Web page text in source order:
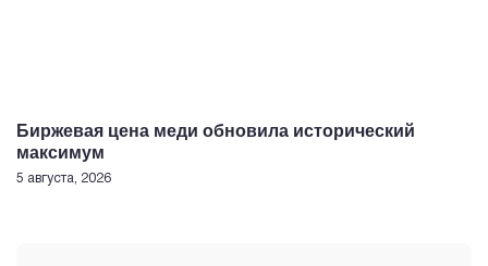
Биржевая цена меди обновила исторический
максимум
5 августа, 2026